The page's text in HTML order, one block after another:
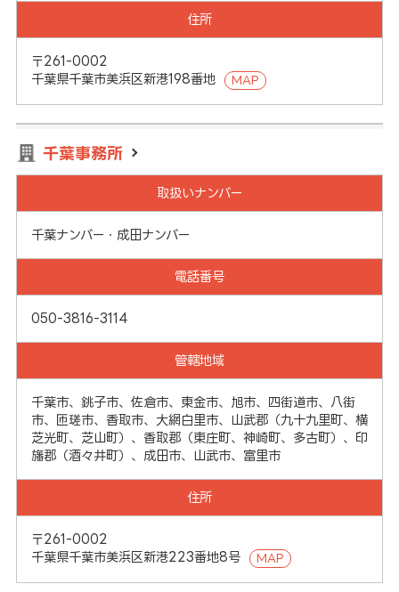
住所
〒261-0002
千葉県千葉市美浜区新港198番地
MAP
千葉事務所
取扱いナンバー
千葉ナンバー・成田ナンバー
電話番号
050-3816-3114
管轄地域
千葉市、銚子市、佐倉市、東金市、旭市、四街道市、八街
市、匝瑳市、香取市、大網白里市、山武郡（九十九里町、横
芝光町、芝山町）、香取郡（東庄町、神崎町、多古町）、印
旛郡（酒々井町）、成田市、山武市、富里市
住所
〒261-0002
千葉県千葉市美浜区新港223番地8号
MAP